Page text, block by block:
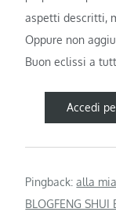
aspetti descritti,
Oppure non
Buon eclissi a
Accedi
Pingback:alla
BLOGFENG SHUI